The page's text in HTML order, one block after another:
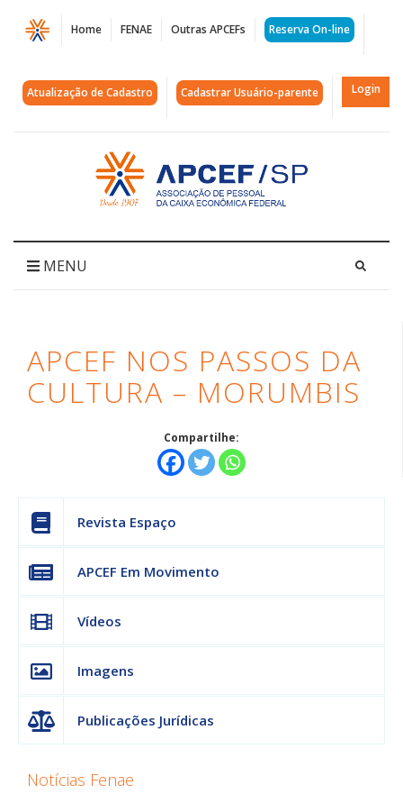
Página
APCEF
NOS
CULTURA
MorumBis
Home FENAE Outras APCEFs Reserva On-line
Atualização de Cadastro Cadastrar Usuário-parente Login
Acessar
página
inicial
MENU
APCEF NOS PASSOS DA
CULTURA – MORUMBIS
Compartilhe:
Revista Espaço
APCEF Em Movimento
Vídeos
Imagens
Publicações Jurídicas
Notícias Fenae